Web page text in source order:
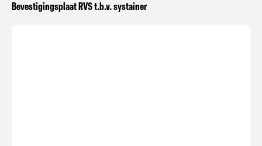
Bevestigingsplaat RVS t.b.v. systainer